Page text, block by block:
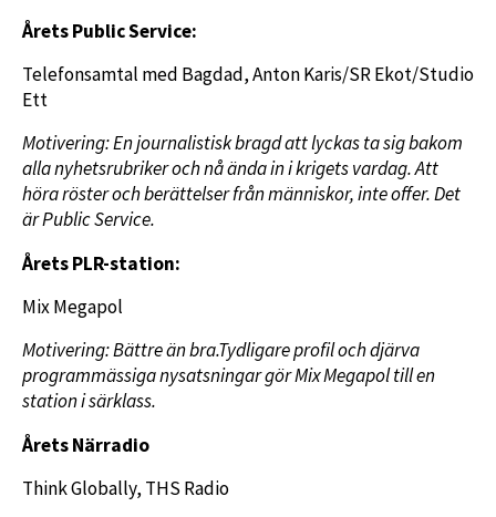
Årets Public Service:
Telefonsamtal med Bagdad, Anton Karis/SR Ekot/Studio
Ett
Motivering:En journalistisk bragd att lyckas ta sig bakom
alla nyhetsrubriker och nå ända in i krigets vardag. Att
höra röster och berättelser från människor, inte offer. Det
är Public Service.
Årets PLR-station:
Mix Megapol
Motivering: Bättre än bra.Tydligare profil och djärva
programmässiga nysatsningar gör Mix Megapol till en
station i särklass.
Årets Närradio
Think Globally, THS Radio